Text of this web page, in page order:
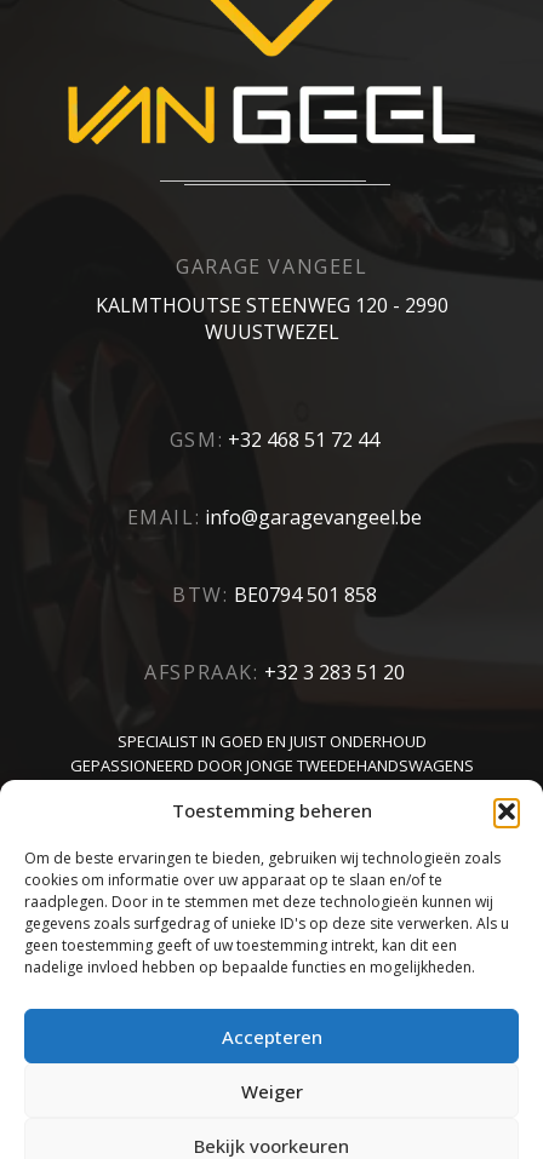
Toestemming beheren
Om de beste ervaringen te bieden, gebruiken wij technologieën zoals
cookies om informatie over uw apparaat op te slaan en/of te
raadplegen. Door in te stemmen met deze technologieën kunnen wij
gegevens zoals surfgedrag of unieke ID's op deze site verwerken. Als u
geen toestemming geeft of uw toestemming intrekt, kan dit een
nadelige invloed hebben op bepaalde functies en mogelijkheden.
Accepteren
Weiger
Bekijk voorkeuren
GARAGE VANGEEL
KALMTHOUTSE STEENWEG 120 - 2990
WUUSTWEZEL
GSM: +32 468 51 72 44
EMAIL: info@garagevangeel.be
BTW: BE0794 501 858
AFSPRAAK: +32 3 283 51 20
SPECIALIST IN GOED EN JUIST ONDERHOUD
GEPASSIONEERD DOOR JONGE TWEEDEHANDSWAGENS
TOP
THINK